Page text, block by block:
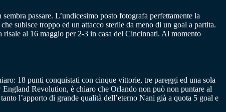
passare. L’undicesimo posto fotografa perfettamente la
subisce troppo ed un attacco sterile da meno di un goal a partita.
risale al 16 maggio per 2-3 in casa del Cincinnati. Al momento
18 punti conquistati con cinque vittorie, tre pareggi ed una sola
Revolution, è chiaro che Orlando non può non puntare al
l’apporto di grande qualità dell’eterno Nani già a quota 5 goal e